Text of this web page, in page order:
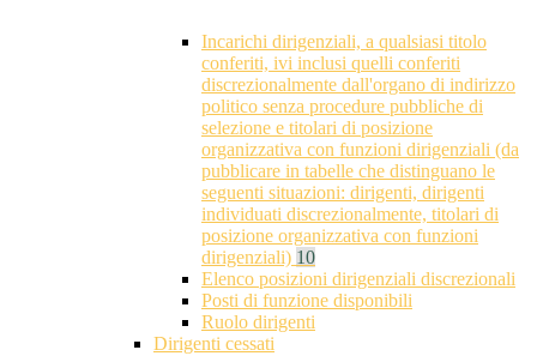
Incarichi dirigenziali, a qualsiasi titolo
conferiti, ivi inclusi quelli conferiti
discrezionalmente dall'organo di indirizzo
politico senza procedure pubbliche di
selezione e titolari di posizione
organizzativa con funzioni dirigenziali (da
pubblicare in tabelle che distinguano le
seguenti situazioni: dirigenti, dirigenti
individuati discrezionalmente, titolari di
posizione organizzativa con funzioni
dirigenziali) 10
Elenco posizioni dirigenziali discrezionali
Posti di funzione disponibili
Ruolo dirigenti
Dirigenti cessati